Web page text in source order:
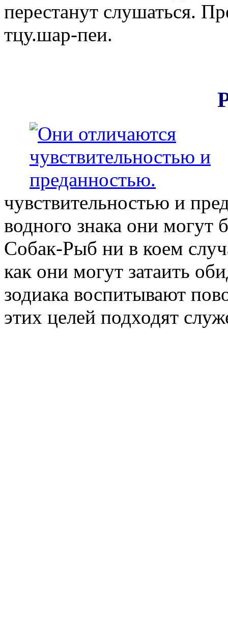
перестанут слушаться.
тцу.шар-пеи.
чувствительностью и
водного знака они могут
Собак-Рыб ни в коем
как они могут затаить
зодиака воспитывают
этих целей подходят